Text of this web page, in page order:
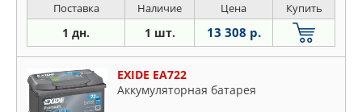
Поставка Наличие Цена Купить
1 дн. 1 шт. 13 308 р.
EXIDE EA722
Аккумуляторная батарея